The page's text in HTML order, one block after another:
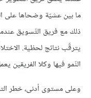
ما بين عشيّة وضحاها على
ذلك مع فريق التّسويق
يترقّب نتائج لحظية.
النّمو فيها وكلا الفريقين
وعلى مستوى أدنى، خطر